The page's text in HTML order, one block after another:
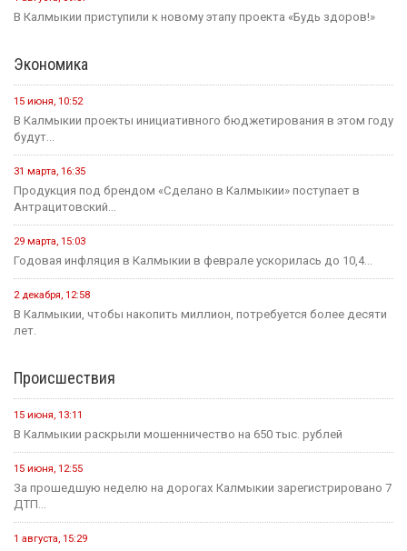
Культура
26 июля, 12:31
В этом году героическому эпосу «Джангар» — 585 лет.
24 июля, 12:29
прошла...
20 июля, 09:39
Сегодня — Международный день шахмат.
Спорт
15 июня, 07:55
4 июня, 10:27
армрестлингу
17 мая, 13:54